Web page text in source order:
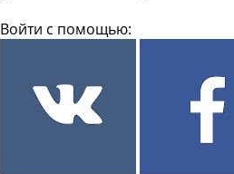
Войти с помощью: